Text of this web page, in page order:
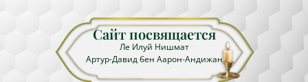
Сайт посвящается
Ле Илуй Нишмат
Артур-Давид бен Аарон-Андижан